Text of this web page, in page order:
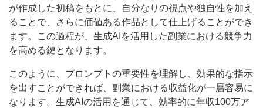
が作成した初稿をもとに、自分なりの視点や独自性を加え
ることで、さらに価値ある作品として仕上げることができ
ます。この過程が、生成AIを活用した副業における競争力
を高める鍵となります。
このように、プロンプトの重要性を理解し、効果的な指示
を出すことができれば、副業における収益化が一層容易に
なります。生成AIの活用を通じて、効率的に年収100万ア